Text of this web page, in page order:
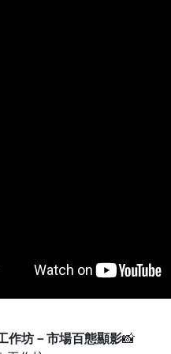
作坊－市場百態顯影📸